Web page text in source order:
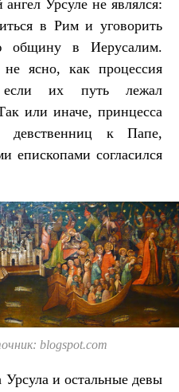
Урсуле не являлся:
в Рим и уговорить
общину в Иерусалим.
ясно, как процессия
если их путь лежал
или иначе, принцесса
девственниц к Папе,
епископами согласился
blogspot.com
Урсула и остальные девы